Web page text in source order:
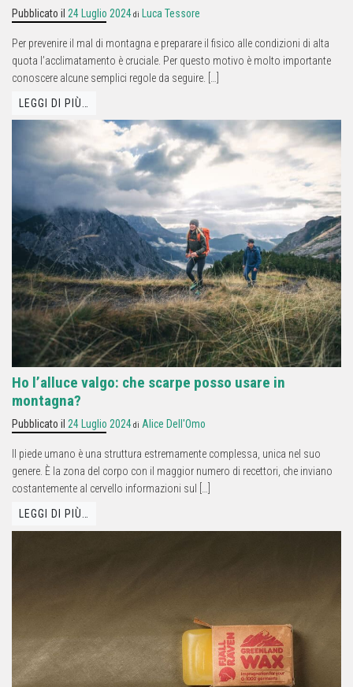
Pubblicato il 24 Luglio 2024 di Luca Tessore
Per prevenire il mal di montagna e preparare il fisico alle condizioni di alta
quota l’acclimatamento è cruciale. Per questo motivo è molto importante
conoscere alcune semplici regole da seguire. […]
LEGGI DI PIÙ…
Ho l’alluce valgo: che scarpe posso usare in
montagna?
Pubblicato il 24 Luglio 2024 di Alice Dell'Omo
Il piede umano è una struttura estremamente complessa, unica nel suo
genere. È la zona del corpo con il maggior numero di recettori, che inviano
costantemente al cervello informazioni sul […]
LEGGI DI PIÙ…